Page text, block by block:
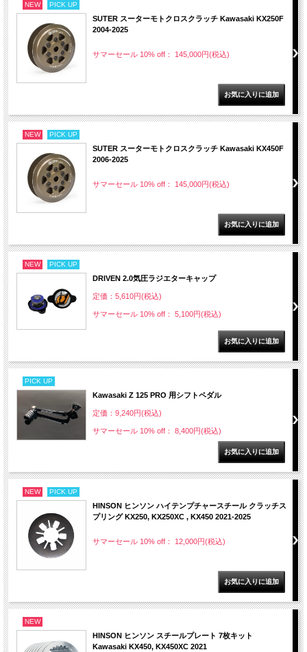
NEW PICK UP
SUTER スーターモトクロスクラッチ Kawasaki KX250F
2004-2025
サマーセール 10% off： 145,000円(税込)
NEW PICK UP
SUTER スーターモトクロスクラッチ Kawasaki KX450F
2006-2025
サマーセール 10% off： 145,000円(税込)
NEW PICK UP
DRIVEN 2.0気圧ラジエターキャップ
定価：5,610円(税込)
サマーセール 10% off： 5,100円(税込)
PICK UP
Kawasaki Z 125 PRO 用シフトペダル
定価：9,240円(税込)
サマーセール 10% off： 8,400円(税込)
NEW PICK UP
HINSON ヒンソン ハイテンプチャースチール クラッチス
プリング KX250, KX250XC , KX450 2021-2025
サマーセール 10% off： 12,000円(税込)
NEW
HINSON ヒンソン スチールプレート 7枚キット
Kawasaki KX450, KX450XC 2021